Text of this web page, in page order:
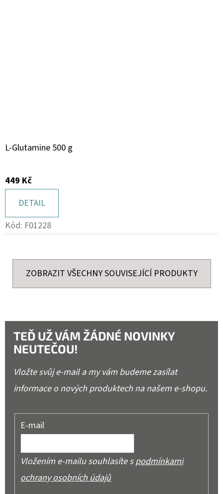
L-Glutamine 500 g
449 Kč
DETAIL
Kód: F01228
ZOBRAZIT VŠECHNY SOUVISEJÍCÍ PRODUKTY
TEĎ UŽ VÁM ŽÁDNÉ NOVINKY
NEUTEČOU!
Vložte svůj e-mail a my vám budeme zasílat
informace o nových produktech na našem e-shopu.
E-mail
Vložením e-mailu souhlasíte spodmínkami
ochrany osobních údajů